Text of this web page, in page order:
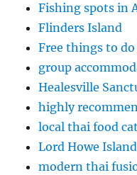
Fishing spots in
Flinders Island
Free things to
group
Healesville
highly
local thai food
Lord Howe Island
modern thai